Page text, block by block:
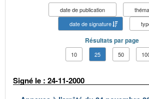
date de publication
date de signature
Résultats par page
10 25 50
Signé le : 24-11-2000